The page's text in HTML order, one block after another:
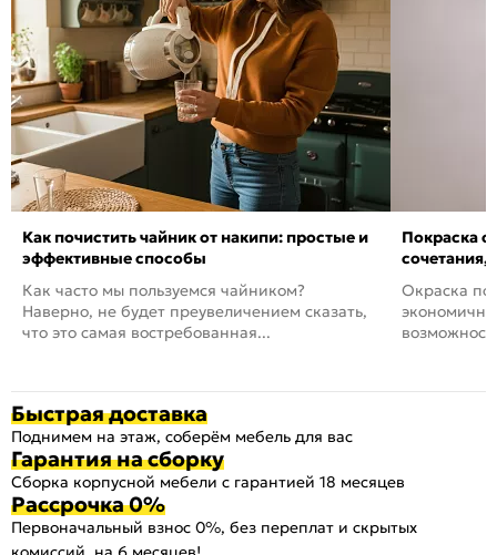
Как почистить чайник от накипи: простые и
эффективные способы
Как часто мы пользуемся чайником?
Наверно, не будет преувеличением сказать,
что это самая востребованная...
Покраска
сочетания,
Окраска
Быстрая доставка
Поднимем на этаж, соберём мебель для вас
Гарантия на сборку
Сборка корпусной мебели с гарантией 18 месяцев
Рассрочка 0%
Первоначальный взнос 0%, без переплат и скрытых